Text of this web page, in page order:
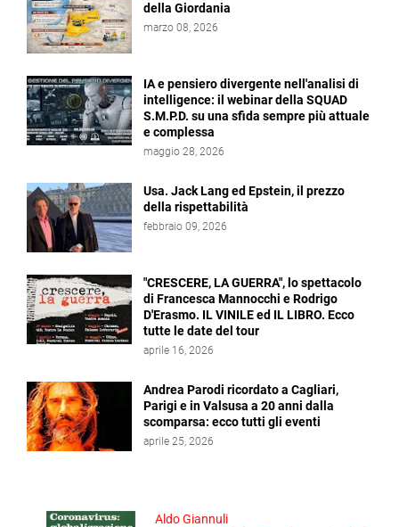
della Giordania
marzo 08, 2026
IA e pensiero divergente nell'analisi di
intelligence: il webinar della SQUAD
S.M.P.D. su una sfida sempre più attuale
e complessa
maggio 28, 2026
Usa. Jack Lang ed Epstein, il prezzo
della rispettabilità
febbraio 09, 2026
"CRESCERE, LA GUERRA", lo spettacolo
di Francesca Mannocchi e Rodrigo
D'Erasmo. IL VINILE ed IL LIBRO. Ecco
tutte le date del tour
aprile 16, 2026
Andrea Parodi ricordato a Cagliari,
Parigi e in Valsusa a 20 anni dalla
scomparsa: ecco tutti gli eventi
aprile 25, 2026
Aldo Giannuli